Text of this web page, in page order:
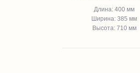
Длина: 400 мм
Ширина: 385 мм
Высота: 710 мм